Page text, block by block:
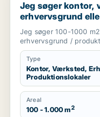
Jeg søger kontor,
erhvervsgrund
salg i
Jeg søger 100-1000
erhvervsgrund /
Type
Kontor, Værksted,
Produktionslokaler
Areal
100 - 1.000 m2